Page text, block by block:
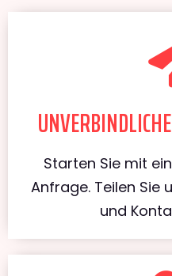
Starten Sie mit
Anfrage. Teilen Sie
und